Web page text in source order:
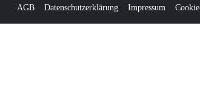
AGB Datenschutzerklärung Impressum